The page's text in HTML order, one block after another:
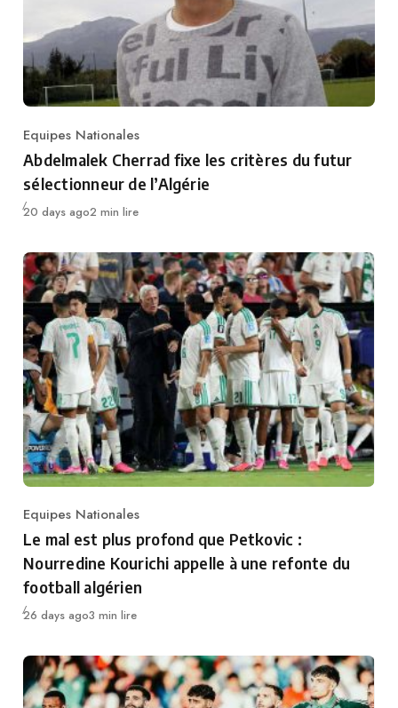
Category
Equipes Nationales
Abdelmalek Cherrad fixe les critères du futur
sélectionneur de l’Algérie
Publié
20 days ago2 min lire
Category
Equipes Nationales
Le mal est plus profond que Petkovic :
Nourredine Kourichi appelle à une refonte du
football algérien
Publié
26 days ago3 min lire